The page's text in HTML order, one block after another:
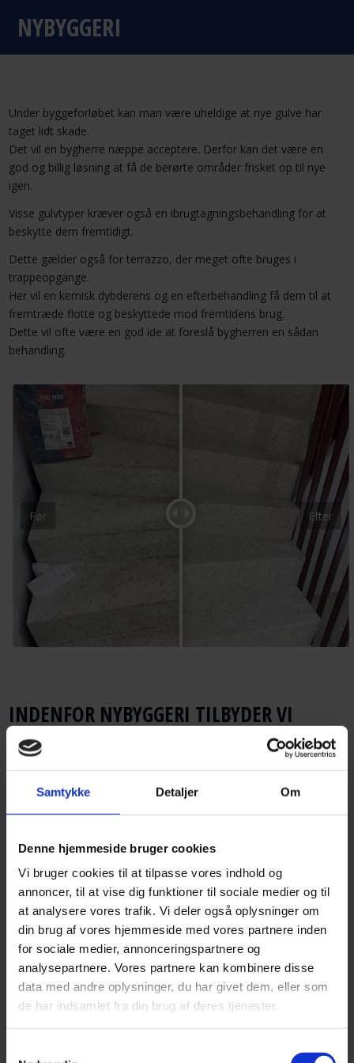
Samtykke Detaljer Om
Denne hjemmeside bruger cookies
Vi bruger cookies til at tilpasse vores indhold og
annoncer, til at vise dig funktioner til sociale medier og til
at analysere vores trafik. Vi deler også oplysninger om
din brug af vores hjemmeside med vores partnere inden
for sociale medier, annonceringspartnere og
analysepartnere. Vores partnere kan kombinere disse
data med andre oplysninger, du har givet dem, eller som
de har indsamlet fra din brug af deres tjenester.
NYBYGGERI
Under byggeforløbet kan man være uheldige at nye gulve har
taget lidt skade.
Det vil en bygherre næppe acceptere. Derfor kan det være en
god og billig løsning at få de berørte områder frisket op til nye
igen.
Visse gulvtyper kræver også en ibrugtagningsbehandling for at
beskytte dem fremtidigt.
Dette gælder også for terrazzo, der meget ofte bruges i
trappeopgange.
Her vil en kemisk dybderens og en efterbehandling få dem til at
fremtræde flotte og beskyttede mod fremtidens brug.
Dette vil ofte være en god ide at foreslå bygherren en sådan
behandling.
Før Efter
INDENFOR NYBYGGERI TILBYDER VI
FØLGENDE
IBRUGTAGNINGS BEHANDLINGER
Visse gulvtyper kræver en ibrugtagningsbehandling for
at beskytte dem fremtidigt
Læs mere
DYBDERENS
Dybderens – Et fantastisk alternativ til traditionel